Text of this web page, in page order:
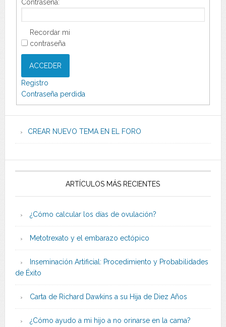
Contraseña:
Recordar mi
contraseña
ACCEDER
Registro
Contraseña perdida
CREAR NUEVO TEMA EN EL FORO
ARTÍCULOS MÁS RECIENTES
¿Cómo calcular los días de ovulación?
Metotrexato y el embarazo ectópico
Inseminación Artificial: Procedimiento y Probabilidades
de Éxito
Carta de Richard Dawkins a su Hija de Diez Años
¿Cómo ayudo a mi hijo a no orinarse en la cama?